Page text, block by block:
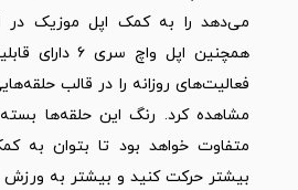
می‌دهد را به کمک اپل موزیک در
همچنین اپل واچ
فعالیت‌های روزانه را در قالب
مشاهده کرد. رنگ این حلقه‌ها
متفاوت خواهد بود تا بتوان به
بیشتر حرکت کنید و بیشتر به ورزش